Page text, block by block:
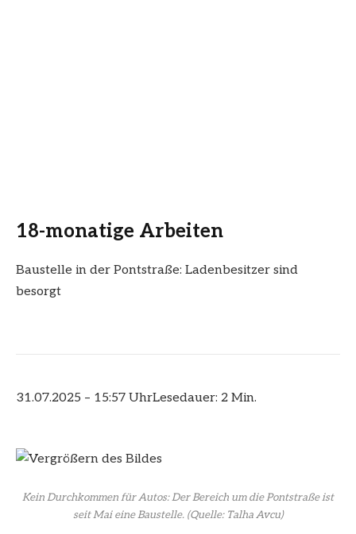
18-monatige Arbeiten
Baustelle in der Pontstraße: Ladenbesitzer sind
besorgt
31.07.2025 – 15:57 UhrLesedauer: 2 Min.
Kein Durchkommen für Autos: Der Bereich um die Pontstraße ist
seit Mai eine Baustelle.(Quelle: Talha Avcu)